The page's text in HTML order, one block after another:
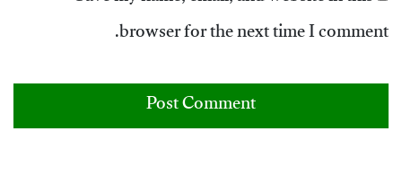
browser for the next time I comment.